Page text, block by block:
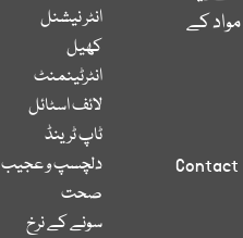
کے
Contact
انٹر نیشنل
کھیل
انٹرٹینمنٹ
لائف اسٹائل
ٹاپ ٹرینڈ
دلچسپ و عجیب
صحت
سونے کے نرخ